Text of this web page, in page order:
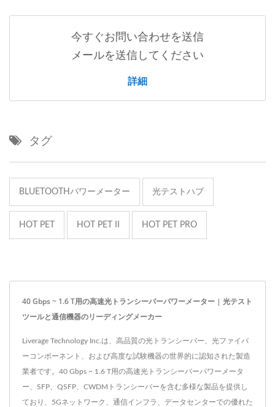
今すぐお問い合わせを送信
メールを送信してください
詳細
タグ
BLUETOOTHパワーメーター 光テストハブ
HOT PET HOT PET II HOT PET PRO
40 Gbps ~ 1.6 T用の高速光トランシーバーパワーメーター | 光テスト
ツールと通信機器のリーディングメーカー
Liverage Technology Inc.は、高品質の光トランシーバー、光ファイバ
ーコンポーネント、および高度な試験機器の世界的に認知された製造
業者です。40 Gbps ~ 1.6 T用の高速光トランシーバーパワーメータ
ー、SFP、QSFP、CWDMトランシーバーを含む多様な製品を提供し
ており、5Gネットワーク、通信インフラ、データセンターでの優れた